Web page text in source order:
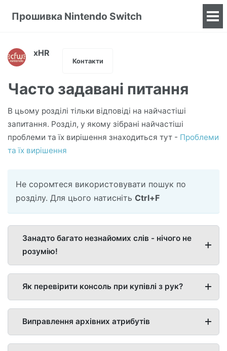
Прошивка Nintendo Switch
xHR
Контакти
Часто задавані питання
В цьому розділі тільки відповіді на найчастіші
запитання. Розділ, у якому зібрані найчастіші
проблеми та їх вирішення знаходиться тут - Проблеми
та їх вирішення
Не соромтеся використовувати пошук по
розділу. Для цього натиснітьCtrl+F
Занадто багато незнайомих слів - нічого не
розумію!
Як перевірити консоль при купівлі з рук?
Виправлення архівних атрибутів